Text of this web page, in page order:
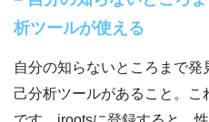
析ツールが使える
自分の知らないところまで
己分析ツールがあること。こ